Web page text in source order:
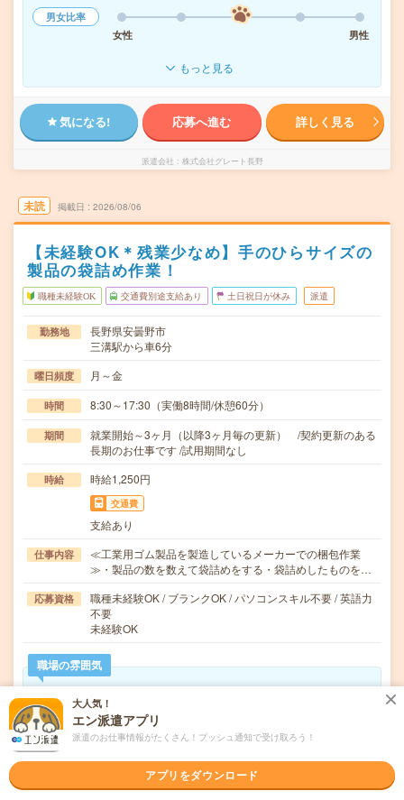
男女比率
女性
男性
もっと見る
気になる! 応募へ進む 詳しく見る
派遣会社 株式会社グレート長野
未読 掲載日 2026/08/06
【未経験OK＊残業少なめ】手のひらサイズの
製品の袋詰め作業！
職種未経験OK 交通費別途支給あり 土日祝日が休み 派遣
勤務地
長野県安曇野市
三溝駅から車6分
曜日頻度 月～金
時間 8:30～17:30（実働8時間/休憩60分）
期間
就業開始～3ヶ月（以降3ヶ月毎の更新） /契約更新のある
長期のお仕事です /試用期間なし
時給 時給1,250円
交通費
支給あり
仕事内容
≪工業用ゴム製品を製造しているメーカーでの梱包作業
≫・製品の数を数えて袋詰めをする・袋詰めしたものを…
応募資格
職種未経験OK / ブランクOK / パソコンスキル不要 / 英語力
不要
未経験OK
職場の雰囲気
年齢層
20代
男女比率
大人気！
エン派遣アプリ
派遣のお仕事情報がたくさん！プッシュ通知で受け取ろう！
アプリをダウンロード